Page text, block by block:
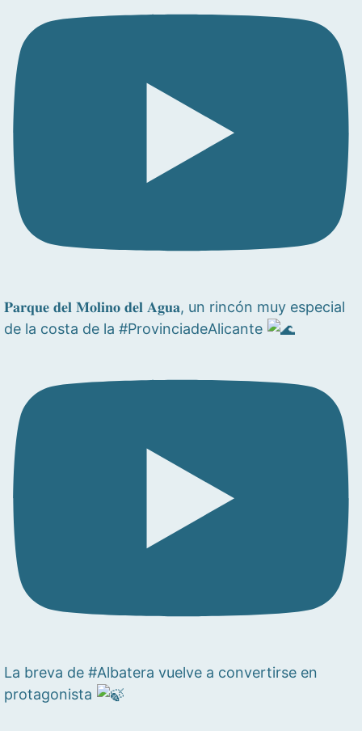
𝐏𝐚𝐫𝐪𝐮𝐞 𝐝𝐞𝐥 𝐌𝐨𝐥𝐢𝐧𝐨 𝐝𝐞𝐥 𝐀𝐠𝐮𝐚, un rincón muy especial
de la costa de la #ProvinciadeAlicante
La breva de #Albatera vuelve a convertirse en
protagonista